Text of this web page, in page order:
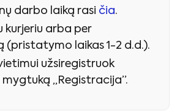
darbo laiką rasi čia.
kurjeriu arba per
laikas 1-2 d.d.).
užsiregistruok
„Registracija”.